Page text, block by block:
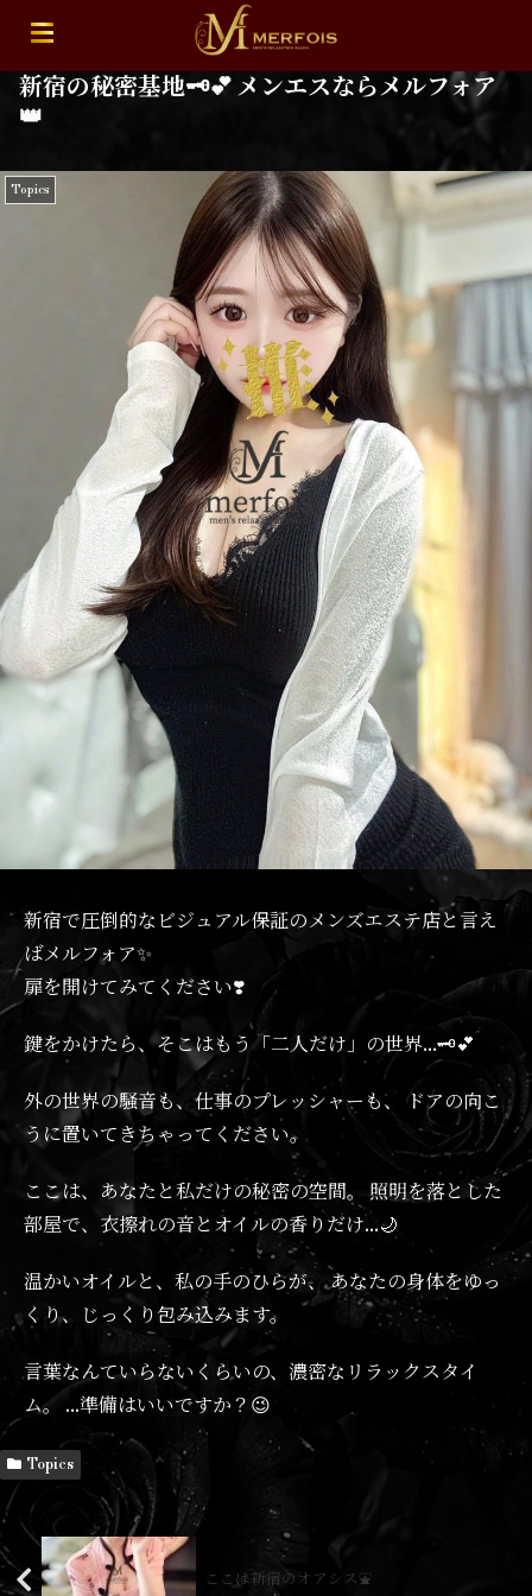
新宿の秘密基地🗝️💕 メンエスならメルフォア
👑
Topics
新宿で圧倒的なビジュアル保証のメンズエステ店と言え
ばメルフォア✨️
扉を開けてみてください❣️
鍵をかけたら、そこはもう「二人だけ」の世界…🗝️💕
外の世界の騒音も、仕事のプレッシャーも、 ドアの向こ
うに置いてきちゃってください。
ここは、あなたと私だけの秘密の空間。 照明を落とした
部屋で、衣擦れの音とオイルの香りだけ…🌙
温かいオイルと、私の手のひらが、 あなたの身体をゆっ
くり、じっくり包み込みます。
言葉なんていらないくらいの、濃密なリラックスタイ
ム。 …準備はいいですか？😉
Topics
ここは新宿のオアシス⛲️